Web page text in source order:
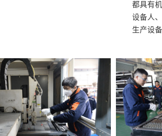
都具有
设备人
生产设备